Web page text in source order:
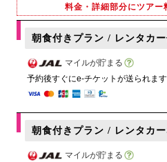
料金・詳細部分にツアー
朝食付きプラン / レンタカー
マイルが貯まる
予約後すぐにe-チケットが送られます
朝食付きプラン / レンタカ
マイルが貯まる